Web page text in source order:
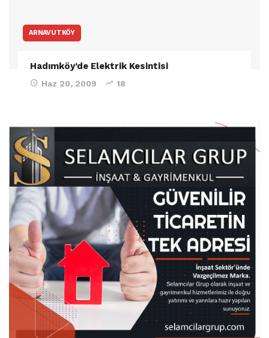
ARNAVUTKÖY
Hadımköy’de Elektrik Kesintisi
Haz 20, 2009 18